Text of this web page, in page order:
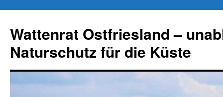
springen
Wattenrat Ostfriesland –
Naturschutz für die Küste